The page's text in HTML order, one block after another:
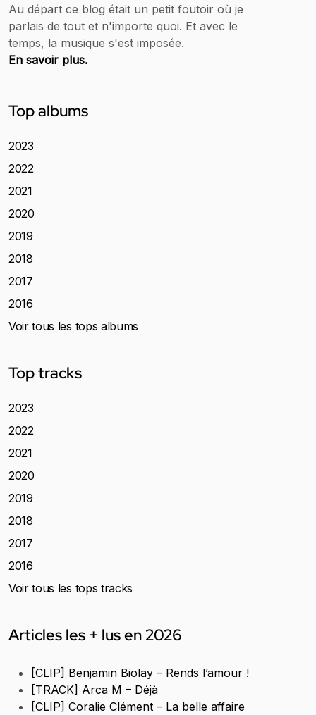
Au départ ce blog était un petit foutoir où je
parlais de tout et n'importe quoi. Et avec le
temps, la musique s'est imposée.
En savoir plus.
Top albums
2023
2022
2021
2020
2019
2018
2017
2016
Voir tous les tops albums
Top tracks
2023
2022
2021
2020
2019
2018
2017
2016
Voir tous les tops tracks
Articles les + lus en 2026
[CLIP] Benjamin Biolay – Rends l’amour !
[TRACK] Arca M – Déjà
[CLIP] Coralie Clément – La belle affaire